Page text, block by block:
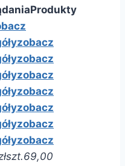
Produkty
zobacz
zobacz
zobacz
zobacz
zobacz
zobacz
zobacz
szt.69,00